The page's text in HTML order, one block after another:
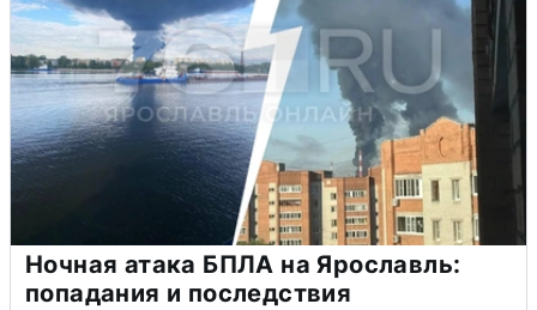
Ночная атака БПЛА на Ярославль:
попадания и последствия